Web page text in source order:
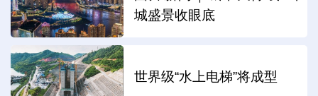
城盛景收眼底
世界级“水上电梯”将成型